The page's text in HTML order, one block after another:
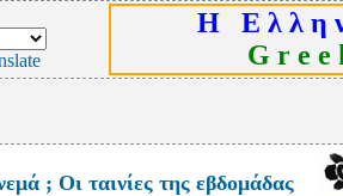
Η Ε λ λ η
G r e e
; Οι ταινίες της εβδομάδας